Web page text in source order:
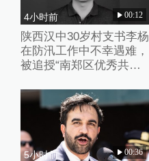
4小时前 00:12
陕西汉中30岁村支书李杨
在防汛工作中不幸遇难，
被追授“南郑区优秀共产
5小时前 00:36